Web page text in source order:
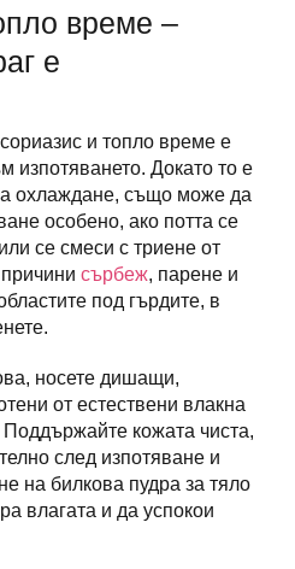
време –
е
и топло време е
изпотяването. Докато то е
охлаждане, също може да
особено, ако потта се
се смеси с триене от
сърбеж, парене и
под гърдите, в
носете дишащи,
от естествени влакна
кожата чиста,
след изпотяване и
на билкова пудра за тяло
влагата и да успокои